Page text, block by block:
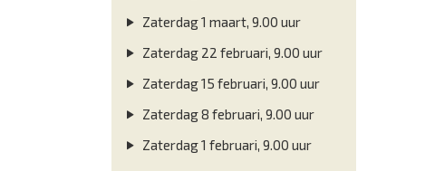
Zaterdag 1 maart, 9.00 uur
Zaterdag 22 februari, 9.00 uur
Zaterdag 15 februari, 9.00 uur
Zaterdag 8 februari, 9.00 uur
Zaterdag 1 februari, 9.00 uur